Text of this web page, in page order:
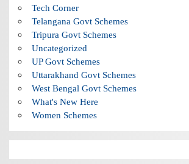
Tech Corner
Telangana Govt Schemes
Tripura Govt Schemes
Uncategorized
UP Govt Schemes
Uttarakhand Govt Schemes
West Bengal Govt Schemes
What's New Here
Women Schemes